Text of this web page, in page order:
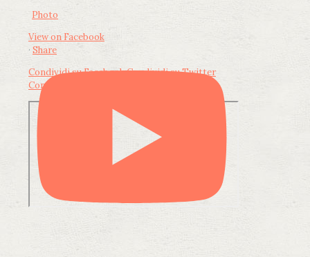
Photo
View on Facebook
· Share
Condividi su FacebookCondividi su Twitter
Condividi su LinkedIn